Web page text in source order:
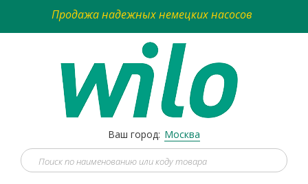
Продажа надежных немецких насосов
Ваш город: Москва